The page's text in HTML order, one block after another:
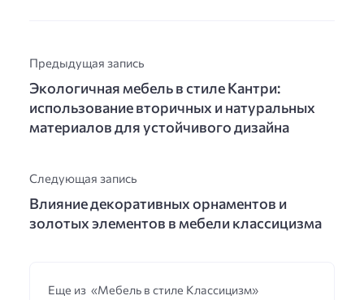
Предыдущая запись
Экологичная мебель в стиле Кантри:
использование вторичных и натуральных
материалов для устойчивого дизайна
Следующая запись
Влияние декоративных орнаментов и
золотых элементов в мебели классицизма
Еще из «Мебель в стиле Классицизм»